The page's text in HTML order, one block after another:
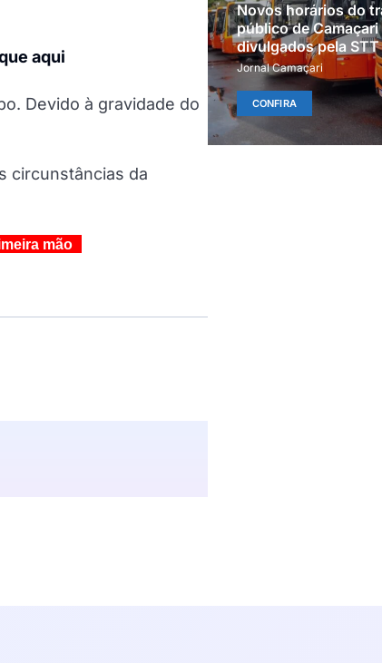
aqui
Devido à gravidade do
circunstâncias da
mão
Novos horários do
público de Camaçari
divulgados pela STT
Jornal Camaçari
CONFIRA